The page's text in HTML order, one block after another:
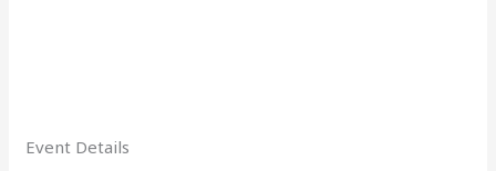
Event Details